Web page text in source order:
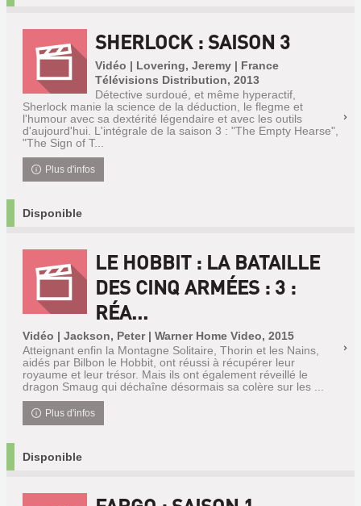
SHERLOCK : SAISON 3
Vidéo | Lovering, Jeremy | France
Télévisions Distribution, 2013
Détective surdoué, et même hyperactif,
Sherlock manie la science de la déduction, le flegme et
l'humour avec sa dextérité légendaire et avec les outils
d'aujourd'hui. L'intégrale de la saison 3 : "The Empty Hearse",
"The Sign of T...
Plus d'infos
Disponible
LE HOBBIT : LA BATAILLE
DES CINQ ARMÉES : 3 :
RÉA...
Vidéo | Jackson, Peter | Warner Home Video, 2015
Atteignant enfin la Montagne Solitaire, Thorin et les Nains,
aidés par Bilbon le Hobbit, ont réussi à récupérer leur
royaume et leur trésor. Mais ils ont également réveillé le
dragon Smaug qui déchaîne désormais sa colère sur les ...
Plus d'infos
Disponible